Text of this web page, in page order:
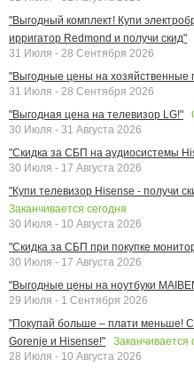
"Выгодный комплект! Купи
ирригатор Redmond и получи скид"
31 Июля - 28 Сентября 2026
"Выгодные цены на хозяйственные
31 Июля - 28 Сентября 2026
"Выгодная цена на телевизор LG!"
30 Июля - 31 Августа 2026
"Скидка за СБП на аудиосистемы
30 Июля - 17 Августа 2026
"Купи телевизор Hisense - получи
Заканчивается сегодня
30 Июля - 10 Августа 2026
"Скидка за СБП при покупке
30 Июля - 17 Августа 2026
"Выгодные цены на ноутбуки
29 Июля - 1 Сентября 2026
"Покупай больше – плати меньше!
Gorenje и Hisense!"
Заканчивается
28 Июля - 10 Августа 2026